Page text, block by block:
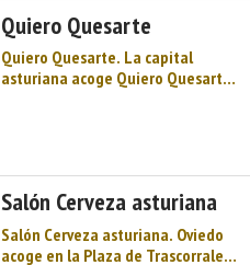
establecimientos participantes
ofrecen un sabroso menú
preparado para la ocasi& ...
Quiero Quesarte
Quiero Quesarte. La capital
asturiana acoge Quiero Quesarte,
podrán degustar y comprar los
diferentes qu ...
Salón Cerveza asturiana
Salón Cerveza asturiana. Oviedo
acoge en la Plaza de Trascorrales